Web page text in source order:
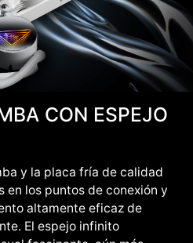
CON ESPEJO
y la placa fría de calidad
en los puntos de conexión y
altamente eficaz de
El espejo infinito